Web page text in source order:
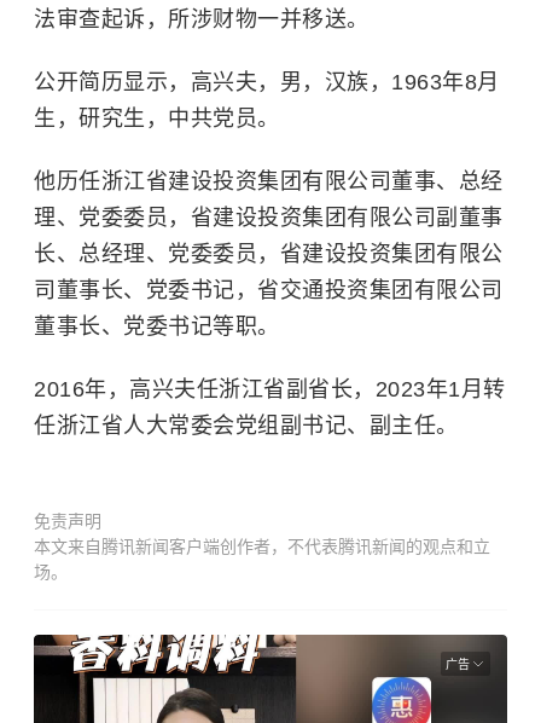
法审查起诉，所涉财物一并移送。
公开简历显示，高兴夫，男，汉族，1963年8月
生，研究生，中共党员。
他历任浙江省建设投资集团有限公司董事、总经
理、党委委员，省建设投资集团有限公司副董事
长、总经理、党委委员，省建设投资集团有限公
司董事长、党委书记，省交通投资集团有限公司
董事长、党委书记等职。
2016年，高兴夫任浙江省副省长，2023年1月转
任浙江省人大常委会党组副书记、副主任。
免责声明
本文来自腾讯新闻客户端创作者，不代表腾讯新闻的观点和立
场。
广告